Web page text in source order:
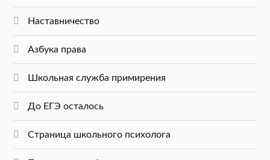
Наставничество
Азбука права
Школьная служба примирения
До ЕГЭ осталось
Страница школьного психолога